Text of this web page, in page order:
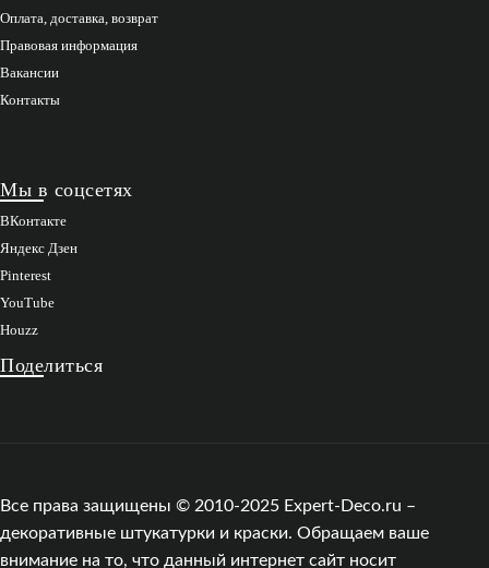
Оплата, доставка, возврат
Правовая информация
Вакансии
Контакты
Мы в соцсетях
ВКонтакте
Яндекс Дзен
Pinterest
YouTube
Houzz
Поделиться
Все права защищены © 2010-2025 Expert-Deco.ru –
декоративные штукатурки и краски. Обращаем ваше
внимание на то, что данный интернет сайт носит